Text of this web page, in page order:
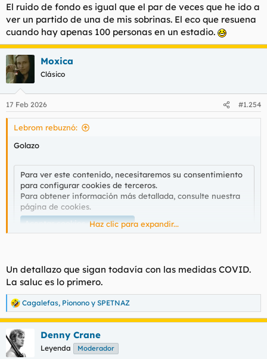
:
El ruido de fondo es igual que el par de veces que he ido a
ver un partido de una de mis sobrinas. El eco que resuena
cuando hay apenas 100 personas en un estadio.
Moxica
Clásico
17 Feb 2026 #1.254
Lebrom rebuznó:
Golazo
Para ver este contenido, necesitaremos su consentimiento
para configurar cookies de terceros.
Para obtener información más detallada, consulte nuestra
página de cookies.
Aceptar cookies de tercerosHaz clic para expandir...
Un detallazo que sigan todavía con las medidas COVID.
La saluc es lo primero.
R
e
a
c
c
i
Cagalefas, Pionono y SPETNAZ
Denny Crane
Leyenda Moderador